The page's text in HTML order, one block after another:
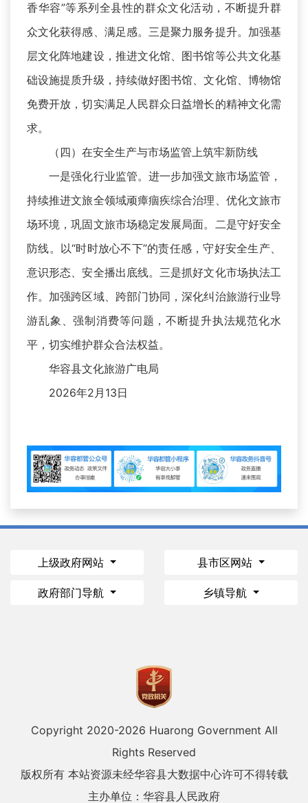
香华容”等系列全县性的群众文化活动，不断提升群
众文化获得感、满足感。三是聚力服务提升。加强基
层文化阵地建设，推进文化馆、图书馆等公共文化基
础设施提质升级，持续做好图书馆、文化馆、博物馆
免费开放，切实满足人民群众日益增长的精神文化需
求。
（四）在安全生产与市场监管上筑牢新防线
一是强化行业监管。进一步加强文旅市场监管，
持续推进文旅全领域顽瘴痼疾综合治理、优化文旅市
场环境，巩固文旅市场稳定发展局面。二是守好安全
防线。以“时时放心不下”的责任感，守好安全生产、
意识形态、安全播出底线。三是抓好文化市场执法工
作。加强跨区域、跨部门协同，深化纠治旅游行业导
游乱象、强制消费等问题，不断提升执法规范化水
平，切实维护群众合法权益。
华容县文化旅游广电局
2026年2月13日
上级政府网站 县市区网站
政府部门导航 乡镇导航
Copyright 2020-2026 Huarong Government All
Rights Reserved
版权所有 本站资源未经华容县大数据中心许可不得转载
主办单位：华容县人民政府